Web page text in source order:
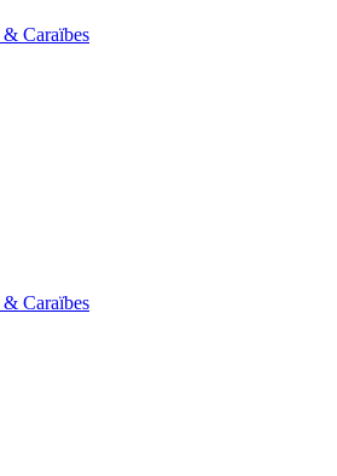
Caraïbes
Caraïbes